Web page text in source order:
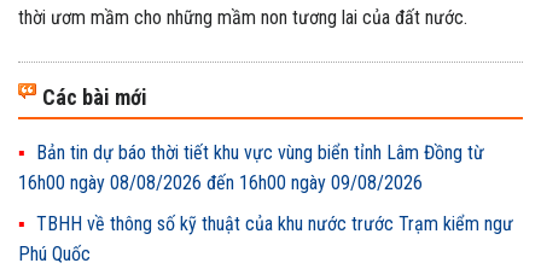
thời ươm mầm cho những mầm non tương lai của đất nước.
Các bài mới
Bản tin dự báo thời tiết khu vực vùng biển tỉnh Lâm Đồng từ
16h00 ngày 08/08/2026 đến 16h00 ngày 09/08/2026
TBHH về thông số kỹ thuật của khu nước trước Trạm kiểm ngư
Phú Quốc